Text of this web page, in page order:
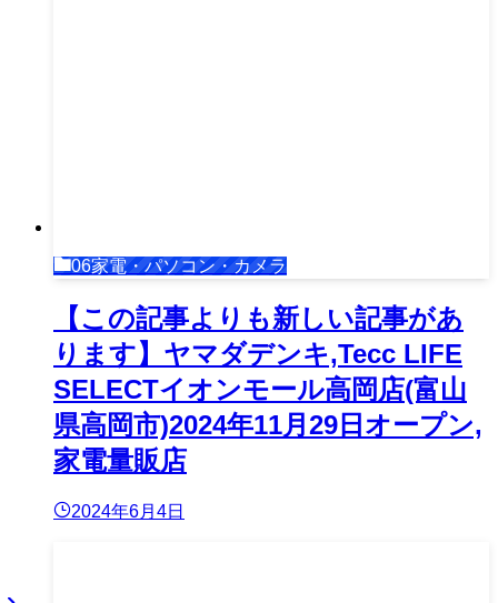
06家電・パソコン・カメラ
【この記事よりも新しい記事があ
ります】ヤマダデンキ,Tecc LIFE
SELECTイオンモール高岡店(富山
県高岡市)2024年11月29日オープン,
家電量販店
2024年6月4日